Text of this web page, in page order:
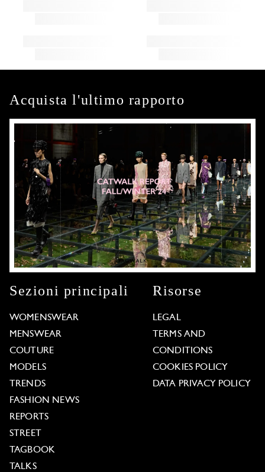
Acquista l'ultimo rapporto
Sezioni principali
WOMENSWEAR
MENSWEAR
COUTURE
MODELS
TRENDS
FASHION NEWS
REPORTS
STREET
TAGBOOK
TALKS
Risorse
LEGAL
TERMS AND
CONDITIONS
COOKIES POLICY
DATA PRIVACY POLICY